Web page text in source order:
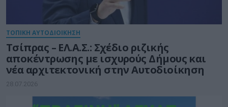
ΤΟΠΙΚΗ ΑΥΤΟΔΙΟΙΚΗΣΗ
Τσίπρας – ΕΛ.Α.Σ.: Σχέδιο ριζικής
αποκέντρωσης με ισχυρούς Δήμους και
νέα αρχιτεκτονική στην Αυτοδιοίκηση
28.07.2026